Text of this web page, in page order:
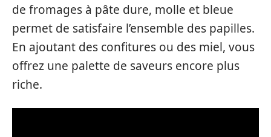
de fromages à pâte dure, molle et bleue
permet de satisfaire l’ensemble des papilles.
En ajoutant des confitures ou des miel, vous
offrez une palette de saveurs encore plus
riche.